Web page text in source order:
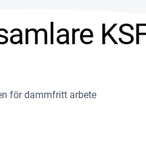
för dammfritt arbete